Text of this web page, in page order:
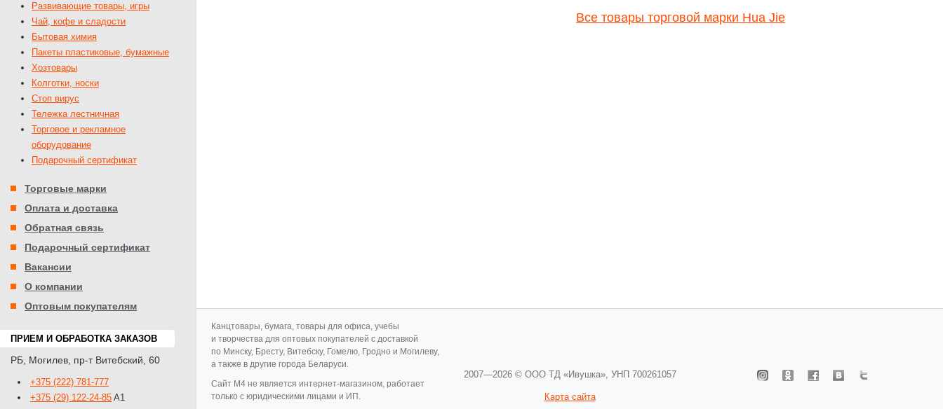
Развивающие товары, игры
Чай, кофе и сладости
Бытовая химия
Пакеты пластиковые, бумажные
Хозтовары
Колготки, носки
Стоп вирус
Тележка лестничная
Торговое и рекламное
оборудование
Подарочный сертификат
Торговые марки
Оплата и доставка
Обратная связь
Подарочный сертификат
Вакансии
О компании
Оптовым покупателям
ПРИЕМ И ОБРАБОТКА ЗАКАЗОВ
РБ Могилев пр-т Витебский, 60
+375 (222) 781-777
+375 (29) 122-24-85 A1
Все товары торговой марки Hua Jie
Канцтовары, бумага, товары для офиса, учебы
и творчества для оптовых покупателей с доставкой
по Минску, Бресту, Витебску, Гомелю, Гродно и Могилеву,
а также в другие города Беларуси.
Cайт M4 не является интернет-магазином, работает
только с юридическими лицами и ИП.
2007—2026 © ООО ТД «Ивушка», УНП 700261057
Карта сайта